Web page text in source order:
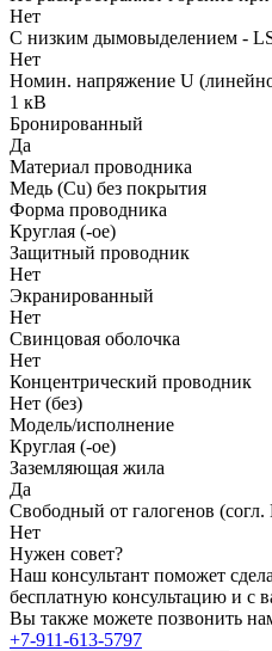
Нет
С низким дымовыделением -
Нет
Номин. напряжение U
1 кВ
Бронированный
Да
Материал проводника
Медь (Cu) без покрытия
Форма проводника
Круглая (-ое)
Защитный проводник
Нет
Экранированный
Нет
Свинцовая оболочка
Нет
Концентрический проводник
Нет (без)
Модель/исполнение
Круглая (-ое)
Заземляющая жила
Да
Свободный от галогенов
Нет
Нужен совет?
Наш консультант поможет
бесплатную консультацию и с
Вы также можете позвонить
+7-911-613-5797